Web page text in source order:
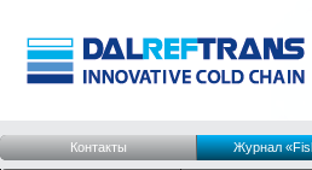
Контакты Журнал